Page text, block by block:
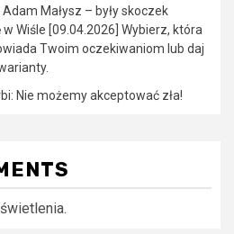
Małysz – były skoczek
Wiśle [09.04.2026] Wybierz, która
Twoim oczekiwaniom lub daj
Nie możemy akceptować zła!